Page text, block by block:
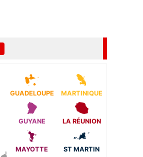
GUADELOUPE MARTINIQUE
GUYANE LA RÉUNION
MAYOTTE ST MARTIN